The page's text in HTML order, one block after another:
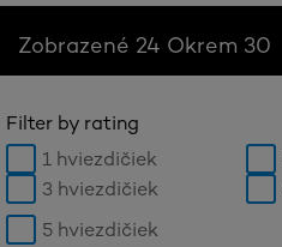
Zobrazené 24 Okrem 30
Filter by rating
1 hviezdičiek
3 hviezdičiek
5 hviezdičiek